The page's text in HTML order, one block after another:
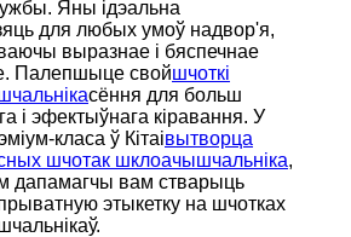
Яны ідэальна
для любых умоў надвор'я,
выразнае і бяспечнае
Палепшыце свойшчоткі
сёння для больш
і эфектыўнага кіравання. У
класа ў Кітаівытворца
шчотак шклоачышчальніка,
дапамагчы вам стварыць
этыкетку на шчотках